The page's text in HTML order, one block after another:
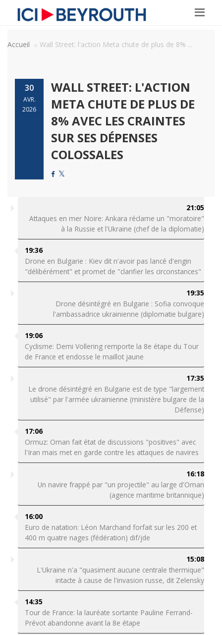
Accueil Wall Street: l'action Meta chute de plus de 8% ...
30
AVR.
2026
WALL STREET: L'ACTION
META CHUTE DE PLUS DE
8% AVEC LES CRAINTES
SUR SES DÉPENSES
COLOSSALES
21:05
Attaques en mer Noire: Ankara réclame un "moratoire"
à la Russie et l'Ukraine (chef de la diplomatie)
19:36
Drone en Bulgarie : Kiev dit n'avoir pas lancé d'engin
"délibérément" et promet de "clarifier les circonstances"
19:35
Drone désintégré en Bulgarie : Sofia convoque
l'ambassadrice ukrainienne (diplomatie bulgare)
19:06
Cyclisme: Demi Vollering remporte la 8e étape du Tour
de France et endosse le maillot jaune
17:35
Le drone désintégré en Bulgarie est de type "largement
utilisé" par l'armée ukrainienne (ministère bulgare de la
Défense)
17:06
Ormuz: Oman fait état de discussions "positives" avec
l'Iran mais met en garde contre les attaques de navires
16:18
Un navire frappé par "un projectile" au large d'Oman
(agence maritime britannique)
16:00
Euro de natation: Léon Marchand forfait sur les 200 et
400 m quatre nages (fédération) dif/jde
15:08
L'Ukraine n'a "quasiment aucune centrale thermique"
intacte à cause de l'invasion russe, dit Zelensky
14:35
Tour de France: la lauréate sortante Pauline Ferrand-
Prévot abandonne avant la 8e étape